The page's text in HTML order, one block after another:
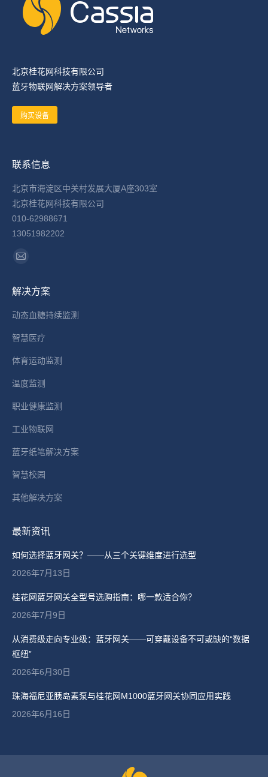
北京桂花网科技有限公司
蓝牙物联网解决方案领导者
购买设备
联系信息
北京市海淀区中关村发展大厦A座303室
北京桂花网科技有限公司
010-62988671
13051982202
找到我们：
Mail
opens
in
window
解决方案
动态血糖持续监测
智慧医疗
体育运动监测
温度监测
职业健康监测
工业物联网
蓝牙纸笔解决方案
智慧校园
其他解决方案
最新资讯
如何选择蓝牙网关？——从三个关键维度进行选型
2026年7月13日
桂花网蓝牙网关全型号选购指南：哪一款适合你？
2026年7月9日
从消费级走向专业级：蓝牙网关——可穿戴设备不可或缺的“数据
枢纽”
2026年6月30日
珠海福尼亚胰岛素泵与桂花网M1000蓝牙网关协同应用实践
2026年6月16日